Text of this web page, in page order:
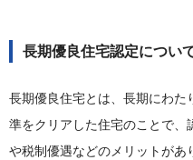
長期優良住宅認定につい
長期優良住宅とは、長期にわ
準をクリアした住宅のことで、
や税制優遇などのメリットがあ